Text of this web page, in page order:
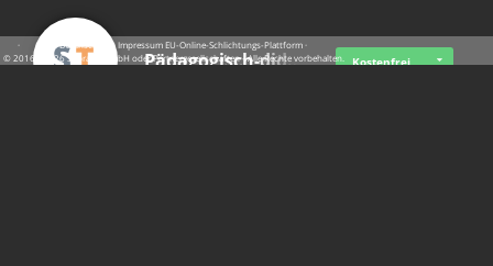
Pädagogisch-did… Kostenfrei
· · ·Datenschutz ·Impressum EU-Online-Schlichtungs-Plattform·
© 2016 - 2026 SupraTix GmbH oder Partnergesellschaften - Alle Rechte vorbehalten.